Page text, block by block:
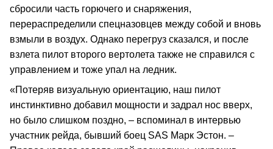
сбросили часть горючего и снаряжения,
перераспределили спецназовцев между собой и вновь
взмыли в воздух. Однако перегруз сказался, и после
взлета пилот второго вертолета также не справился с
управлением и тоже упал на ледник.
«Потеряв визуальную ориентацию, наш пилот
инстинктивно добавил мощности и задрал нос вверх,
но было слишком поздно, – вспоминал в интервью
участник рейда, бывший боец SAS Марк Эстон. –